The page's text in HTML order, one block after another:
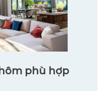
phù hợp